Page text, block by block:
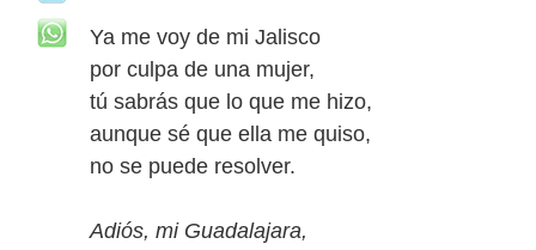
Ya me voy de mi Jalisco
por culpa de una mujer,
tú sabrás que lo que me hizo,
aunque sé que ella me quiso,
no se puede resolver.
Adiós, mi Guadalajara,